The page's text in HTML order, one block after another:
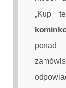
„Kup
ponad